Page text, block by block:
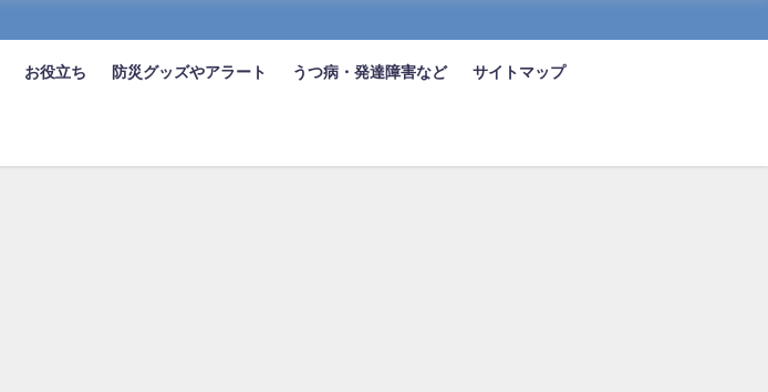
お役立ち 防災グッズやアラート うつ病・発達障害など サイトマップ